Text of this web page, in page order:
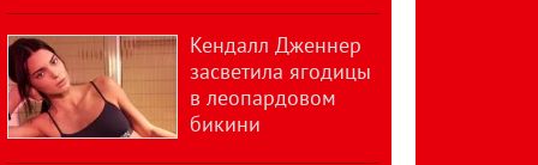
Кендалл Дженнер
засветила ягодицы
в леопардовом
бикини